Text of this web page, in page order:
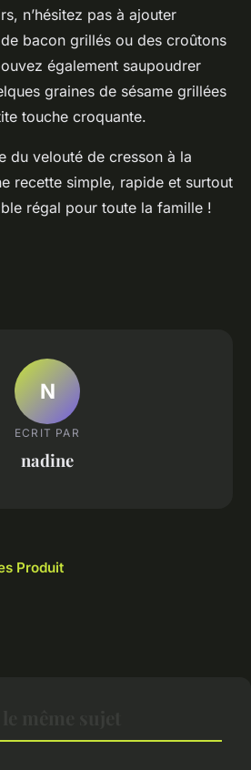
n’hésitez pas à ajouter
bacon grillés ou des croûtons
également saupoudrer
graines de sésame grillées
touche croquante.
du velouté de cresson à la
recette simple, rapide et surtout
régal pour toute la famille !
N
ECRIT PAR
nadine
Produit